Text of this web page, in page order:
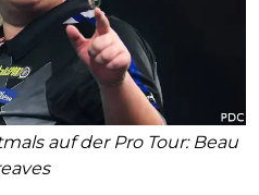
auf der Pro Tour: Beau